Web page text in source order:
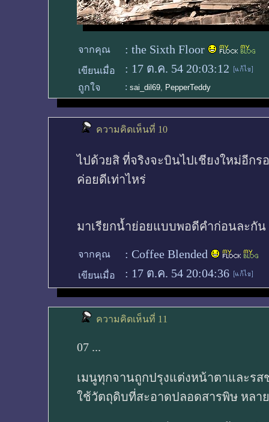
จากคุณ : the Sixth Floor
เขียนเมื่อ : 17 ต.ค. 54 20:03:12
ถูกใจ : sai_dil69, PepperTeddy
ความคิดเห็นที่ 10
ไปด้วยสิ ที่จริงจะบินไปเชียงใหม่อีก
ค่อยดีเท่าไหร่
มาเรียกน้ำย่อยแบบพอดีคำก่อนละกัน
จากคุณ : Coffee Blended
เขียนเมื่อ : 17 ต.ค. 54 20:04:36
ความคิดเห็นที่ 11
07 ...
เมนูทุกจานถูกปรุงแต่งหน้าตาและร
ใช้วัตถุดิบที่สะอาดปลอดสารพิษ หลา